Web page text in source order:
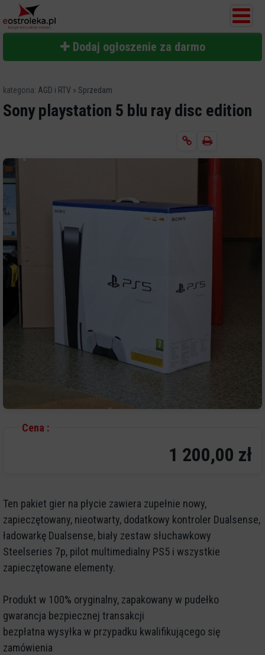
Dodaj ogłoszenie za darmo
kategoria: AGD i RTV » Sprzedam
Sony playstation 5 blu ray disc edition
Cena :
1 200,00 zł
Ten pakiet gier na płycie zawiera zupełnie nowy,
zapieczętowany, nieotwarty, dodatkowy kontroler Dualsense,
ładowarkę Dualsense, biały zestaw słuchawkowy
Steelseries 7p, pilot multimedialny PS5 i wszystkie
zapieczętowane elementy.
Produkt w 100% oryginalny, zapakowany w pudełko
gwarancja bezpiecznej transakcji
bezpłatna wysyłka w przypadku kwalifikującego się
zamówienia